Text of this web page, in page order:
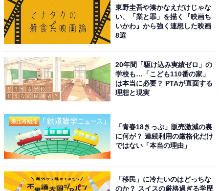
東野圭吾や湊かなえだけじゃな
い、「業と罪」を描く『映画ち
いかわ』から強く連想した映画
8選
20年間「駆け込み実績ゼロ」の
学校も…「こども110番の家」
は本当に必要？ PTAが直面する
理想と現実
「青春18きっぷ」販売激減の裏
に何が？ 連続利用の厳格化だけ
ではない「本当の理由」
「移民」に冷たいのはどっちな
のか？ スイスの厳格過ぎる学歴